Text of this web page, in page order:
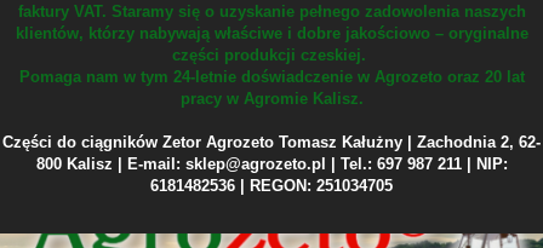
faktury VAT. Staramy się o uzyskanie pełnego zadowolenia naszych
klientów, którzy nabywają właściwe i dobre jakościowo – oryginalne
części produkcji czeskiej.
Pomaga nam w tym 24-letnie doświadczenie w Agrozeto oraz 20 lat
pracy w Agromie Kalisz.
Części do ciągników Zetor Agrozeto Tomasz Kałużny | Zachodnia 2, 62-
800 Kalisz | E-mail: sklep@agrozeto.pl | Tel.: 697 987 211 | NIP:
6181482536 | REGON: 251034705